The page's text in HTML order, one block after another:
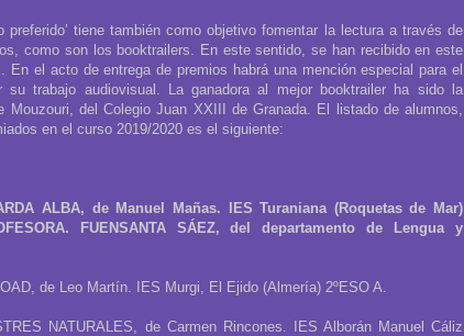
preferido’ tiene también como objetivo fomentar la lectura a través de
como son los booktrailers. En este sentido, se han recibido en este
En el acto de entrega de premios habrá una mención especial para el
su trabajo audiovisual. La ganadora al mejor booktrailer ha sido la
Mouzouri, del Colegio Juan XXIII de Granada. El listado de alumnos,
en el curso 2019/2020 es el siguiente:
ALBA, de Manuel Mañas. IES Turaniana (Roquetas de Mar)
FUENSANTA SÁEZ, del departamento de Lengua y
de Leo Martín. IES Murgi, El Ejido (Almería) 2ºESO A.
NATURALES, de Carmen Rincones. IES Alborán Manuel Cáliz